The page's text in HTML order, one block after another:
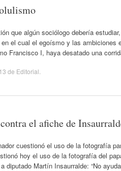
que algún sociólogo debería
el cual el egoísmo y las ambiciones
Francisco I, haya desatado una
de Editorial
el afiche de
cuestionó el uso de la fotografía
hoy el uso de la fotografía del
diputado Martín Insaurralde: “No